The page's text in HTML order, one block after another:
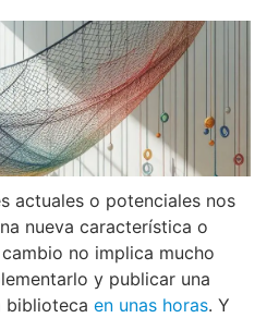
actuales o potenciales nos
nueva característica o
no implica mucho
y publicar una
biblioteca en unas horas. Y